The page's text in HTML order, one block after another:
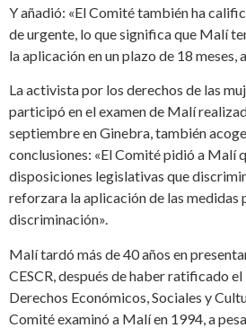
Y añadió: «El Comité también ha
de urgente, lo que significa que Malí
la aplicación en un plazo de 18 meses,
La activista por los derechos de las
participó en el examen de Malí
septiembre en Ginebra, también
conclusiones: «El Comité pidió a Malí
disposiciones legislativas que
reforzara la aplicación de las medidas
discriminación».
Malí tardó más de 40 años en
CESCR, después de haber ratificado
Derechos Económicos, Sociales y
Comité examinó a Malí en 1994, a